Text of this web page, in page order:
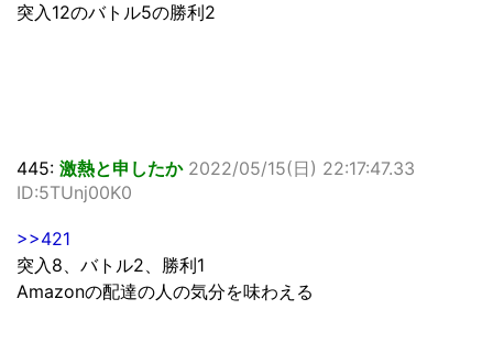
突入12のバトル5の勝利2
445: 激熱と申したか 2022/05/15(日) 22:17:47.33
ID:5TUnj00K0
>>421
突入8、バトル2、勝利1
Amazonの配達の人の気分を味わえる